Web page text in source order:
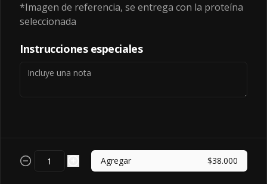
HIghtball
HIGHBALL
$385.000
*Imagen de referencia, se entrega con la proteína
seleccionada
Instrucciones especiales
Agregar $38.000